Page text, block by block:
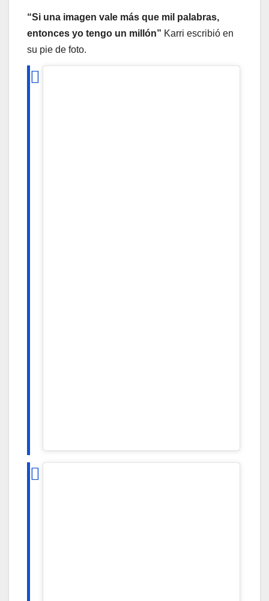
“Si una imagen vale más que mil palabras,
entonces yo tengo un millón” Karri escribió en
su pie de foto.